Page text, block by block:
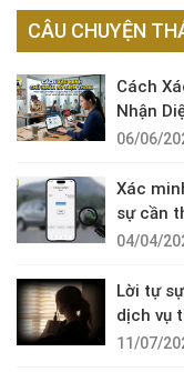
CÂU CHUYỆN
Cách
Nhận
06/06/
Xác
sự cần
04/04/
Lời tự
dịch vụ
11/07/